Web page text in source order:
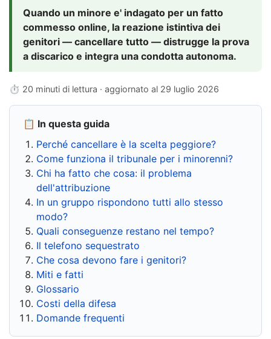
Quando un minore e' indagato per un fatto
commesso online, la reazione istintiva dei
genitori — cancellare tutto — distrugge la prova
a discarico e integra una condotta autonoma.
⏱ 20 minuti di lettura · aggiornato al 29 luglio 2026
📋 In questa guida
Perché cancellare è la scelta peggiore?
Come funziona il tribunale per i minorenni?
Chi ha fatto che cosa: il problema
dell'attribuzione
In un gruppo rispondono tutti allo stesso
modo?
Quali conseguenze restano nel tempo?
Il telefono sequestrato
Che cosa devono fare i genitori?
Miti e fatti
Glossario
Costi della difesa
Domande frequenti